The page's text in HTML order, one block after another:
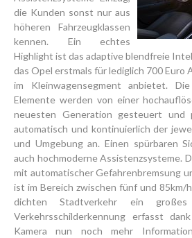
die Kunden sonst nur aus
höheren Fahrzeugklassen
kennen. Ein echtes
Highlight ist das adaptive blendfreie
das Opel erstmals für lediglich 700 Euro
im Kleinwagensegment anbietet.
Elemente werden von einer
neuesten Generation gesteuert und
automatisch und kontinuierlich der
und Umgebung an. Einen spürbaren
auch hochmoderne Assistenzsysteme.
mit automatischer Gefahrenbremsung
ist im Bereich zwischen fünf und 85km/
dichten Stadtverkehr ein großes
Verkehrsschilderkennung erfasst
Kamera nun noch mehr